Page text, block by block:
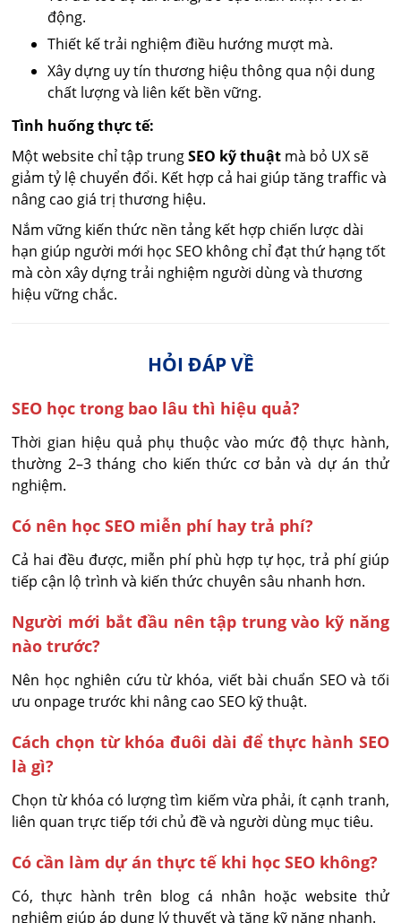
động.
Thiết kế trải nghiệm điều hướng mượt mà.
Xây dựng uy tín thương hiệu thông qua nội dung
chất lượng và liên kết bền vững.
Tình huống thực tế:
Một website chỉ tập trungSEO kỹ thuật mà bỏ UX sẽ
giảm tỷ lệ chuyển đổi. Kết hợp cả hai giúp tăng traffic và
nâng cao giá trị thương hiệu.
Nắm vững kiến thức nền tảng kết hợp chiến lược dài
hạn giúp người mới học SEO không chỉ đạt thứ hạng tốt
mà còn xây dựng trải nghiệm người dùng và thương
hiệu vững chắc.
HỎI ĐÁP VỀ
SEO học trong bao lâu thì hiệu quả?
Thời gian hiệu quả phụ thuộc vào mức độ thực hành,
thường 2–3 tháng cho kiến thức cơ bản và dự án thử
nghiệm.
Có nên học SEO miễn phí hay trả phí?
Cả hai đều được, miễn phí phù hợp tự học, trả phí giúp
tiếp cận lộ trình và kiến thức chuyên sâu nhanh hơn.
Người mới bắt đầu nên tập trung vào kỹ năng
nào trước?
Nên học nghiên cứu từ khóa, viết bài chuẩn SEO và tối
ưu onpage trước khi nâng cao SEO kỹ thuật.
Cách chọn từ khóa đuôi dài để thực hành SEO
là gì?
Chọn từ khóa có lượng tìm kiếm vừa phải, ít cạnh tranh,
liên quan trực tiếp tới chủ đề và người dùng mục tiêu.
Có cần làm dự án thực tế khi học SEO không?
Có, thực hành trên blog cá nhân hoặc website thử
nghiệm giúp áp dụng lý thuyết và tăng kỹ năng nhanh.